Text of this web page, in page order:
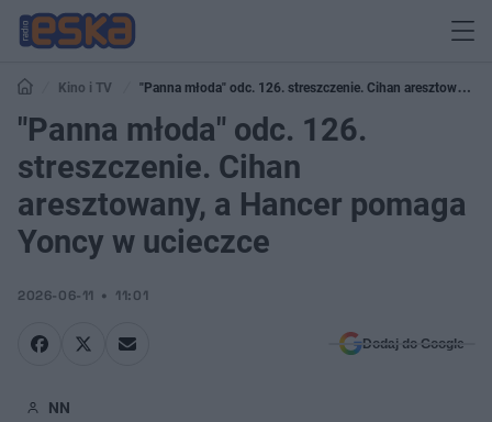
Kino i TV
"Panna młoda" odc. 126. streszczenie. Cihan aresztowany,
a Hancer pomaga Yoncy w ucieczce
"Panna młoda" odc. 126.
streszczenie. Cihan
aresztowany, a Hancer pomaga
Yoncy w ucieczce
2026-06-11 11:01
Dodaj do Google
NN